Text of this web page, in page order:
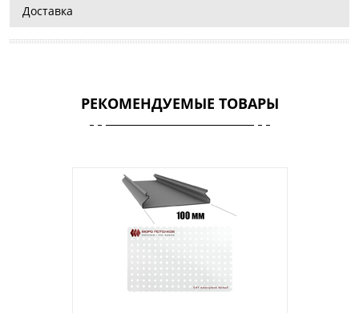
Доставка
РЕКОМЕНДУЕМЫЕ ТОВАРЫ